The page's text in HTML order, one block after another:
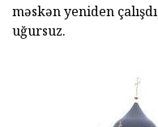
məskən yeniden
uğursuz.